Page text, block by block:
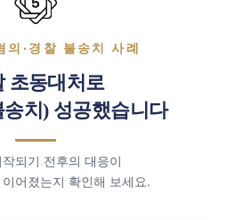
의·경찰 불송치 사례
초동대처로
치) 성공했습니다
되기 전후의 대응이
어졌는지 확인해 보세요.